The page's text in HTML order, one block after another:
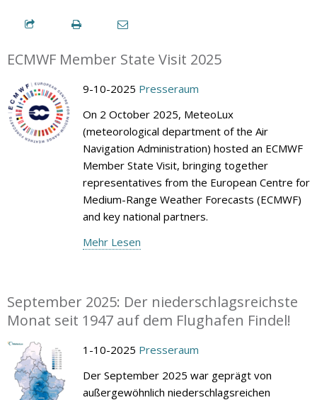
ECMWF Member State Visit 2025
9-10-2025 Presseraum
On 2 October 2025, MeteoLux
(meteorological department of the Air
Navigation Administration) hosted an ECMWF
Member State Visit, bringing together
representatives from the European Centre for
Medium-Range Weather Forecasts (ECMWF)
and key national partners.
Mehr Lesen
September 2025: Der niederschlagsreichste
Monat seit 1947 auf dem Flughafen Findel!
1-10-2025 Presseraum
Der September 2025 war geprägt von
außergewöhnlich niederschlagsreichen